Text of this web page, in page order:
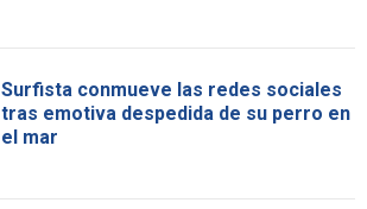
Surfista conmueve las redes sociales
tras emotiva despedida de su perro en
el mar